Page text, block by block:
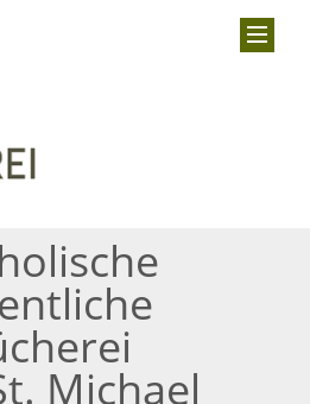
Michael